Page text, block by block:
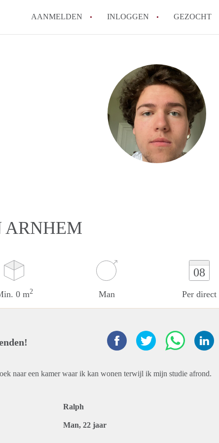
AANMELDEN INLOGGEN GEZOCHT
How to translate
Wat is
Hoeveel kost het om te
Wat is de
Berekent
makelaarsvergoeding/
Alle veelgestelde vragen
ARNHEM
0 m2 Man
08
Per direct
naar een kamer waar ik kan wonen terwijl ik mijn studie afrond.
Ralph
Man, 22 jaar